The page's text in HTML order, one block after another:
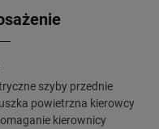
szyby przednie
powietrzna kierowcy
kierownicy